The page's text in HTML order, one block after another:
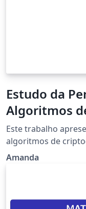
Estudo da
Algoritmos
Dispositivos
Este trabalho
algoritmos de
das Coisas. O
avaliar o impacto
Amanda